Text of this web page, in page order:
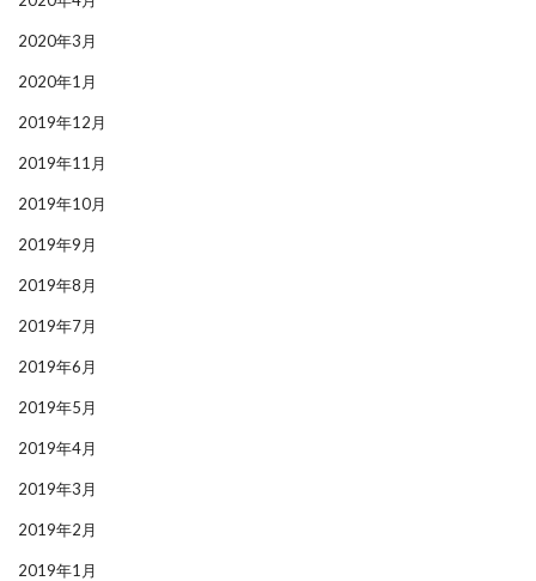
2020年3月
2020年1月
2019年12月
2019年11月
2019年10月
2019年9月
2019年8月
2019年7月
2019年6月
2019年5月
2019年4月
2019年3月
2019年2月
2019年1月